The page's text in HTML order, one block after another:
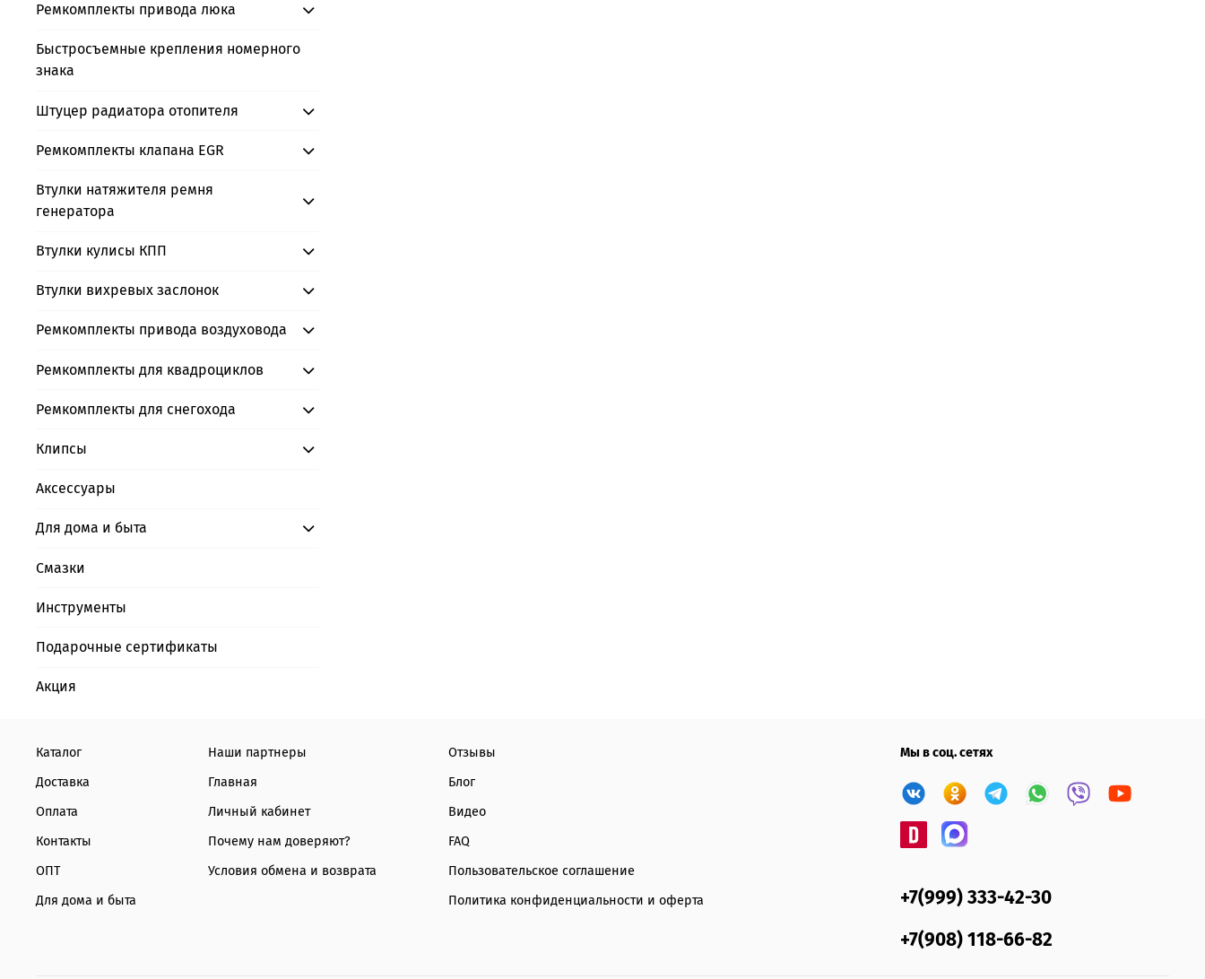
Ремкомплекты привода люка
Быстросъемные крепления номерного
знака
Штуцер радиатора отопителя
Ремкомплекты клапана EGR
Втулки натяжителя ремня
генератора
Втулки кулисы КПП
Втулки вихревых заслонок
Ремкомплекты привода воздуховода
Ремкомплекты для квадроциклов
Ремкомплекты для снегохода
Клипсы
Аксессуары
Для дома и быта
Смазки
Инструменты
Подарочные сертификаты
Акция
Каталог
Доставка
Оплата
Контакты
ОПТ
Для дома и быта
Наши партнеры
Главная
Личный кабинет
Почему нам доверяют?
Условия обмена и возврата
Отзывы
Блог
Видео
FAQ
Пользовательское соглашение
Политика конфиденциальности и оферта
Мы в соц. сетях
+7(999) 333-42-30
+7(908) 118-66-82